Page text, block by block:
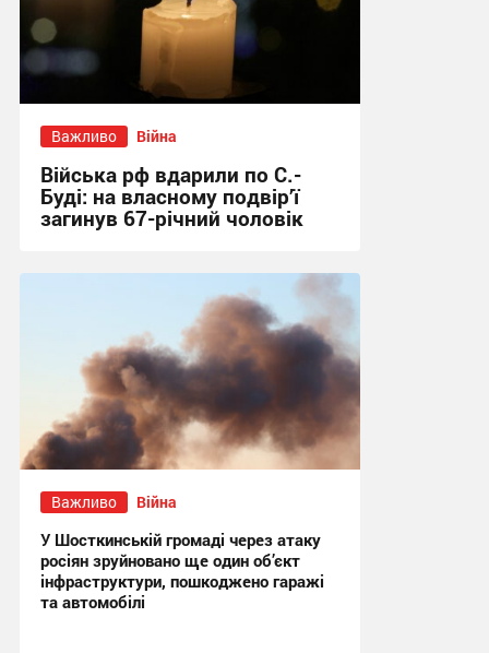
Важливо Війна
Війська рф вдарили по С.-
Буді: на власному подвір’ї
загинув 67-річний чоловік
Важливо Війна
У Шосткинській громаді через атаку
росіян зруйновано ще один об’єкт
інфраструктури, пошкоджено гаражі
та автомобілі